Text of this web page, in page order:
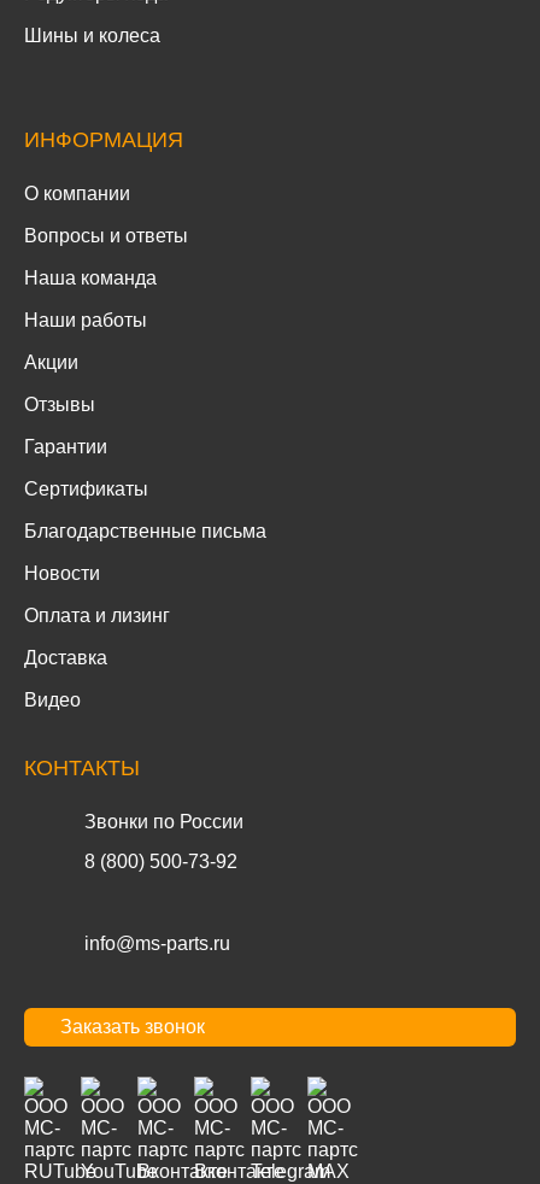
Шины и колеса
ИНФОРМАЦИЯ
О компании
Вопросы и ответы
Наша команда
Наши работы
Акции
Отзывы
Гарантии
Сертификаты
Благодарственные письма
Новости
Оплата и лизинг
Доставка
Видео
КОНТАКТЫ
Звонки по России
8 (800) 500-73-92
info@ms-parts.ru
Заказать звонок